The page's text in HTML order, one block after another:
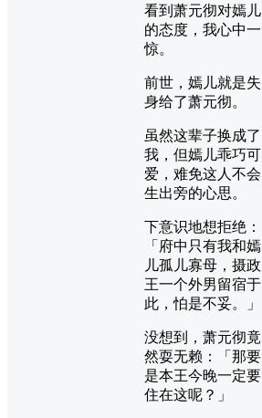
看到萧元彻对嫣儿
的态度，我心中一
惊。
前世，嫣儿就是失
身给了萧元彻。
虽然这辈子换成了
我，但嫣儿乖巧可
爱，难免这人不会
生出旁的心思。
下意识地想拒绝：
「府中只有我和嫣
儿孤儿寡母，摄政
王一个外男留宿于
此，怕是不妥。」
没想到，萧元彻竟
然耍无赖：「那要
是本王今晚一定要
住在这呢？」